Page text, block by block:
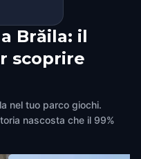
Brăila: il
scoprire
nel tuo parco giochi.
nascosta che il 99%